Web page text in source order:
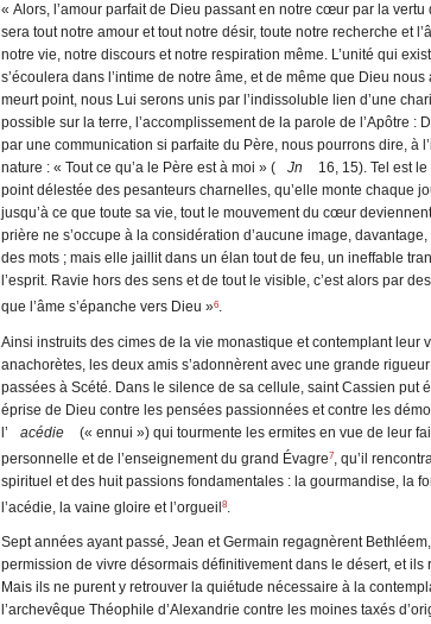
« Alors, l’amour parfait de Dieu passant en notre cœur par la
sera tout notre amour et tout notre désir, toute notre recherche et
notre vie, notre discours et notre respiration même. L’unité qui
s’écoulera dans l’intime de notre âme, et de même que Dieu
meurt point, nous Lui serons unis par l’indissoluble lien d’une
possible sur la terre, l’accomplissement de la parole de l’Apôtre :
par une communication si parfaite du Père, nous pourrons dire, à
nature : « Tout ce qu’a le Père est à moi » (
Jn
16, 15). Tel est
point délestée des pesanteurs charnelles, qu’elle monte chaque
jusqu’à ce que toute sa vie, tout le mouvement du cœur
prière ne s’occupe à la considération d’aucune image,
des mots ; mais elle jaillit dans un élan tout de feu, un ineffable
l’esprit. Ravie hors des sens et de tout le visible, c’est alors par
que l’âme s’épanche vers Dieu »6.
Ainsi instruits des cimes de la vie monastique et contemplant leur
anachorètes, les deux amis s’adonnèrent avec une grande
passées à Scété. Dans le silence de sa cellule, saint Cassien put
éprise de Dieu contre les pensées passionnées et contre les
l’
acédie
(« ennui ») qui tourmente les ermites en vue de leur
personnelle et de l’enseignement du grand Évagre7, qu’il
spirituel et des huit passions fondamentales : la gourmandise, la
l’acédie, la vaine gloire et l’orgueil 8.
Sept années ayant passé, Jean et Germain regagnèrent
permission de vivre désormais définitivement dans le désert, et
Mais ils ne purent y retrouver la quiétude nécessaire à la
l’archevêque Théophile d’Alexandrie contre les moines taxés